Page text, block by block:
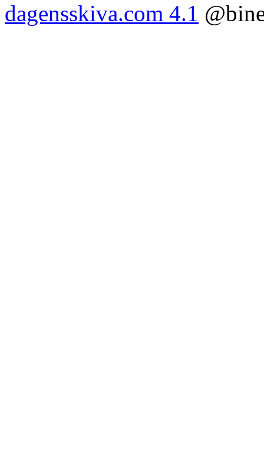
dagensskiva.com 4.1